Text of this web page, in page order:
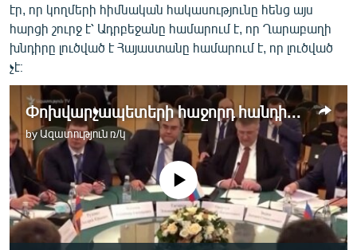
էր, որ կողմերի հիմնական հակասությունը հենց այս
հարցի շուրջ է՝ Ադրբեջանը համարում է, որ Ղարաբաղի
խնդիրը լուծված է Հայաստանը համարում է, որ լուծված
չէ։
Փոխվարչապետերի հաջորդ հանդիպումից առաջ Երևանն ու Բաքուն փոխադարձ մեղադրանքներ են հնչեցնում
byԱզատություն ռ/կ
No media source currently available